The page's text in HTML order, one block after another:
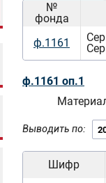
№
фонда
ф.1161
ф.1161 оп.1
Выводить по:
Шифр